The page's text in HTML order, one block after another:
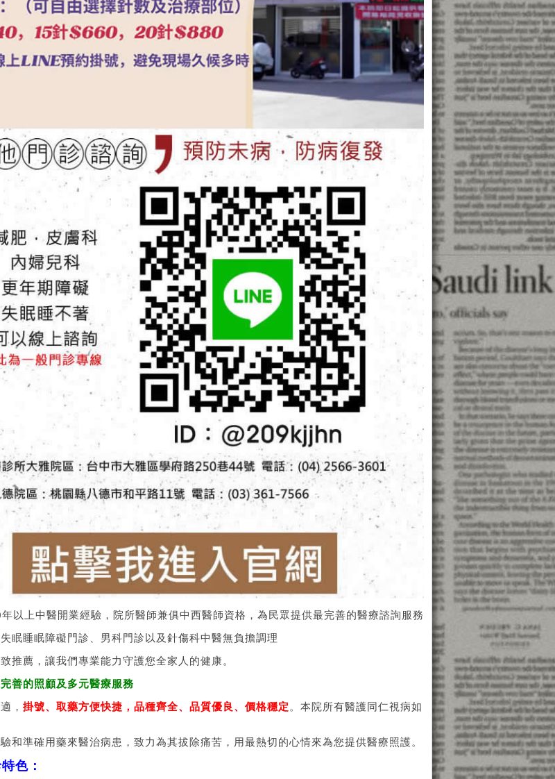
以上中醫開業經驗，院所醫師兼俱中西醫師資格，為民眾提供最完善的醫療諮詢服務
眠睡眠障礙門診、男科門診以及針傷科中醫無負擔調理
推薦，讓我們專業能力守護您全家人的健康。
善的照顧及多元醫療服務
， 掛號、取藥方便快捷，品種齊全、品質優良、價格穩定 。本院所有醫護同仁視病如
和準確用藥來醫治病患，致力為其拔除痛苦，用最熱切的心情來為您提供醫療照護。
色：